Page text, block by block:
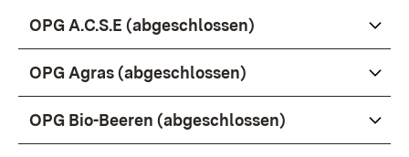
OPG A.C.S.E (abgeschlossen)
OPG Agras (abgeschlossen)
OPG Bio-Beeren (abgeschlossen)